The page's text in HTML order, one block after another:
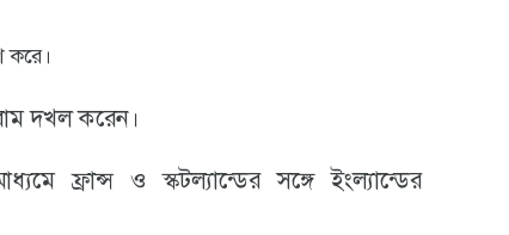
করে।
দখল করেন।
ফ্রান্স ও স্কটল্যান্ডের সঙ্গে ইংল্যান্ডের